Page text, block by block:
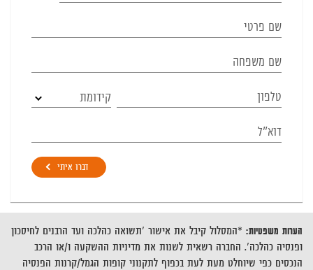
קידומת
דברו איתי
הערות משפטיות: *המסלול קיבל את אישור 'תשואה כהלכה ועד הרבנים לחיסכון
ופנסיה כהלכה'. החברה רשאית לשנות את מדיניות ההשקעה ו/או הרכב
הנכסים כפי שיוחלט מעת לעת בכפוף לתקנוני קופות הגמל/קרנות הפנסיה